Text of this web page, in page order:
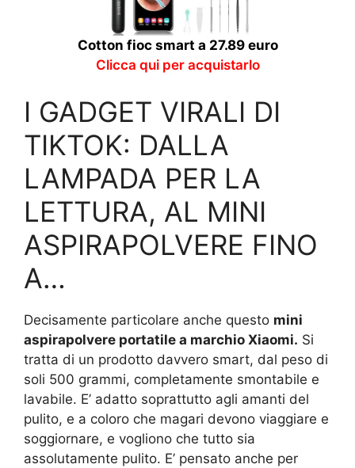
Cotton fioc smart a 27.89 euro
Clicca qui per acquistarlo
I GADGET VIRALI DI
TIKTOK: DALLA
LAMPADA PER LA
LETTURA, AL MINI
ASPIRAPOLVERE FINO
A…
Decisamente particolare anche questo mini
aspirapolvere portatile a marchio Xiaomi. Si
tratta di un prodotto davvero smart, dal peso di
soli 500 grammi, completamente smontabile e
lavabile. E’ adatto soprattutto agli amanti del
pulito, e a coloro che magari devono viaggiare e
soggiornare, e vogliono che tutto sia
assolutamente pulito. E’ pensato anche per